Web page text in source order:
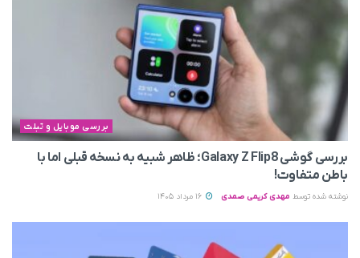
بررسی موبایل و تبلت
بررسی گوشی Galaxy Z Flip8؛ ظاهر شبیه به نسخه قبلی اما با
باطن متفاوت!
نوشته شده توسط مهدی کریمی صمدی